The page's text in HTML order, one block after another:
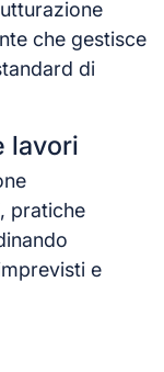
che gestisce
di
lavori
pratiche
e